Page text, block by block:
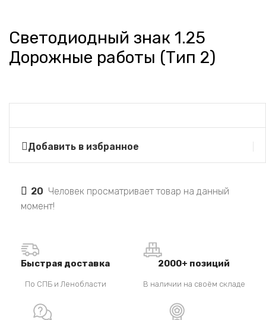
Светодиодный знак 1.25
Дорожные работы (Тип 2)
Добавить в избранное
20 Человек просматривает товар на данный
момент!
Быстрая доставка
По СПБ и Ленобласти
2000+ позиций
В наличии на своём складе